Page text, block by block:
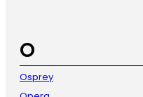
O
Osprey